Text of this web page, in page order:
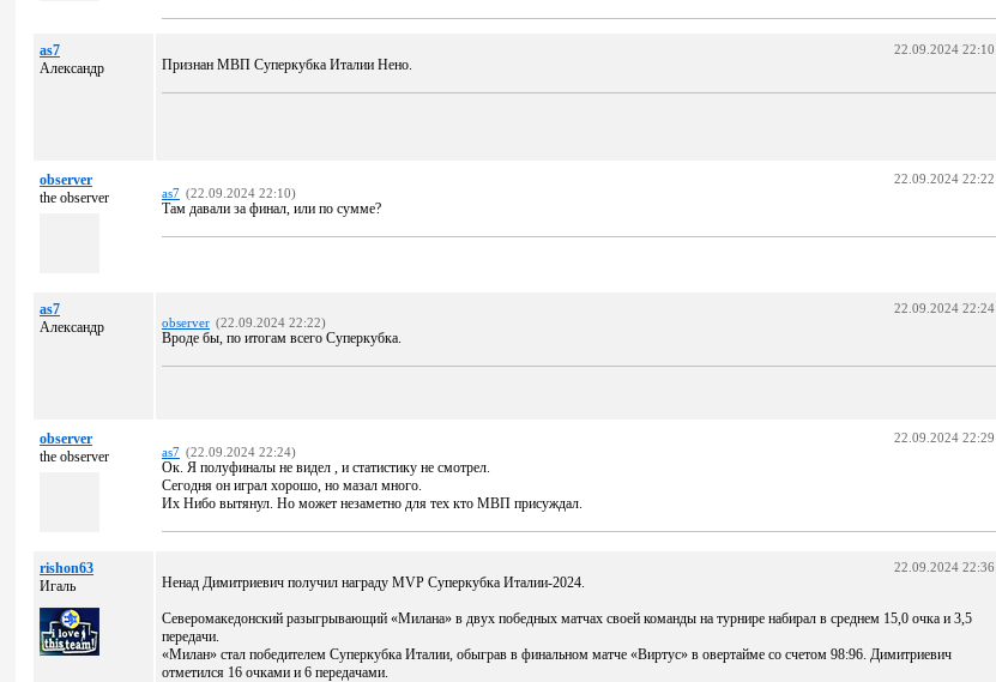
as7
Александр
22.09.2024 22:10
Признан МВП Суперкубка Италии Нено.
observer
the observer
22.09.2024 22:22
as7 (22.09.2024 22:10)
Там давали за финал, или по сумме?
as7
Александр
22.09.2024 22:24
observer (22.09.2024 22:22)
Вроде бы, по итогам всего Суперкубка.
observer
the observer
22.09.2024 22:29
as7 (22.09.2024 22:24)
Ок. Я полуфиналы не видел , и статистику не смотрел.
Сегодня он играл хорошо, но мазал много.
Их Нибо вытянул. Но может незаметно для тех кто МВП присуждал.
rishon63
Игаль
22.09.2024 22:36
Ненад Димитриевич получил награду MVP Суперкубка Италии-2024.
Северомакедонский разыгрывающий «Милана» в двух победных матчах своей команды на турнире набирал в среднем 15,0 очка и 3,5
передачи.
«Милан» стал победителем Суперкубка Италии, обыграв в финальном матче «Виртус» в овертайме со счетом 98:96. Димитриевич
отметился 16 очками и 6 передачами.